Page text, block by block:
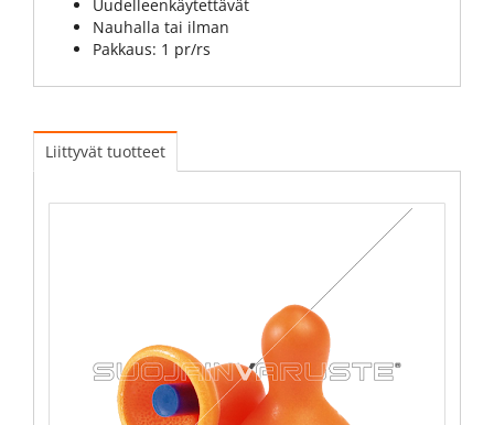
Uudelleenkäytettävät
Nauhalla tai ilman
Pakkaus: 1 pr/rs
Liittyvät tuotteet